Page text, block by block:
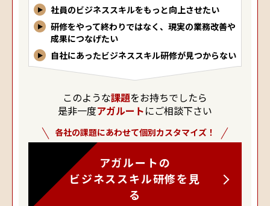
社員のビジネススキルをもっと向上させたい
研修をやって終わりではなく、現実の業務改善や
成果につなげたい
自社にあったビジネススキル研修が見つからない
このような課題をお持ちでしたら
是非一度アガルートにご相談下さい
各社の課題にあわせて個別カスタマイズ！
アガルートの
ビジネススキル研修を見
る